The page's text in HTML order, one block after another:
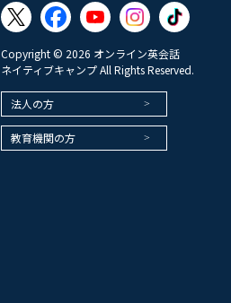
Copyright © 2026 オンライン英会話
ネイティブキャンプ All Rights Reserved.
法人の方
教育機関の方